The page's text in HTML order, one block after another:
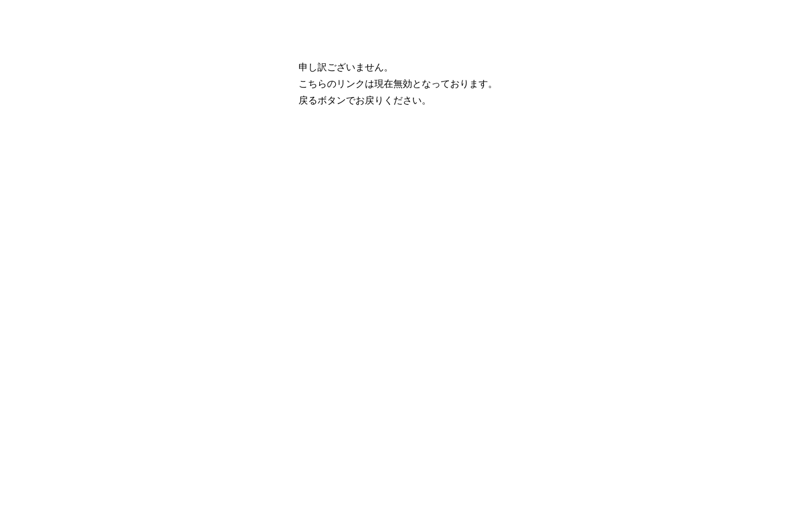
申し訳ございません。
こちらのリンクは現在無効となっております。
戻るボタンでお戻りください。